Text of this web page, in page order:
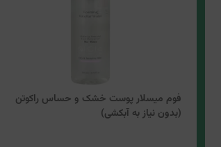
فوم میسلار پوست خشک و حساس راکوتن
(بدون نیاز به آبکشی)